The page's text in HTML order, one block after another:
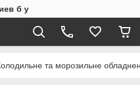
б у
та морозильне